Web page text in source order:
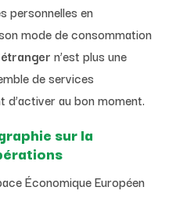
personnelles en
mode de consommation
n’est plus une
de services
d’activer au bon moment.
sur la
Économique Européen